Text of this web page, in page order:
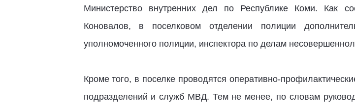
Министерство внутренних дел по Республике Коми. Как
Коновалов, в поселковом отделении полиции
уполномоченного полиции, инспектора по делам
Кроме того, в поселке проводятся оперативно-
подразделений и служб МВД. Тем не менее, по словам